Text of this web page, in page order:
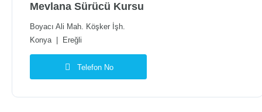
Mevlana Sürücü Kursu
Boyacı Ali Mah. Köşker İşh.
Konya| Ereğli
Telefon No